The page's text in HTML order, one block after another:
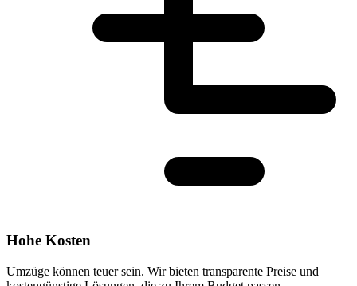
Hohe Kosten
Umzüge können teuer sein. Wir bieten transparente Preise und